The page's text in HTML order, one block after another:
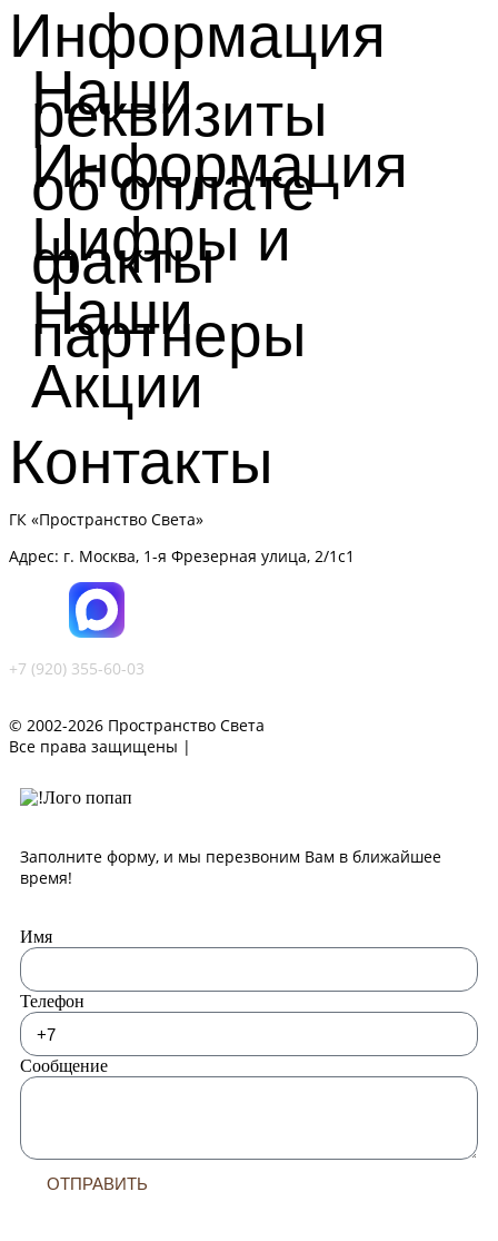
Информация
Наши
реквизиты
Информация
об оплате
Цифры и
факты
Наши
партнеры
Акции
Контакты
ГК «Пространство Света»
Адрес: г. Москва, 1-я Фрезерная улица, 2/1с1
+7 (920) 355-60-03
© 2002-2026 Пространство Света
Все права защищены |
Заполните форму, и мы перезвоним Вам в ближайшее
время!
Имя
Телефон
Сообщение
ОТПРАВИТЬ